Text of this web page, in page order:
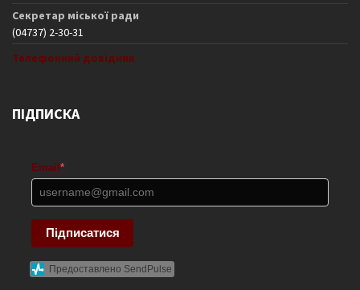
Секретар міської ради
(04737) 2-30-31
Телефонний довідник
ПІДПИСКА
Email *
Підписатися
Предоставлено SendPulse